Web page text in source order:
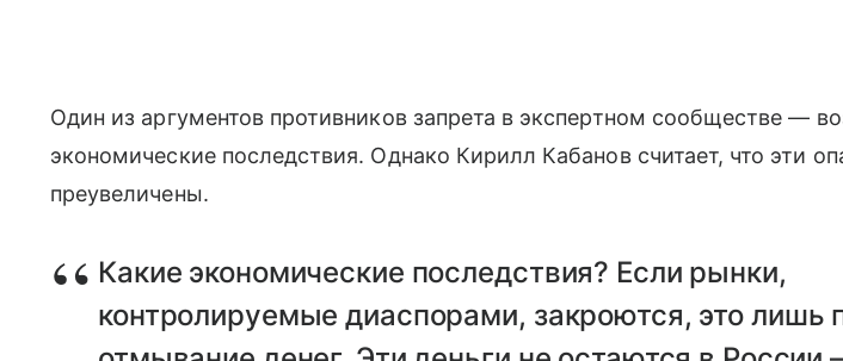
Один из аргументов противников запрета в экспертном сообществе —
экономические последствия. Однако Кирилл Кабанов считает, что эти
преувеличены.
Какие экономические последствия? Если рынки,
контролируемые диаспорами, закроются, это лишь